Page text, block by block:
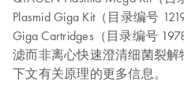
Plasmid Giga Kit（目录编号
Giga Cartridges（目录编号
滤而非离心快速澄清细菌裂
下文有关原理的更多信息。